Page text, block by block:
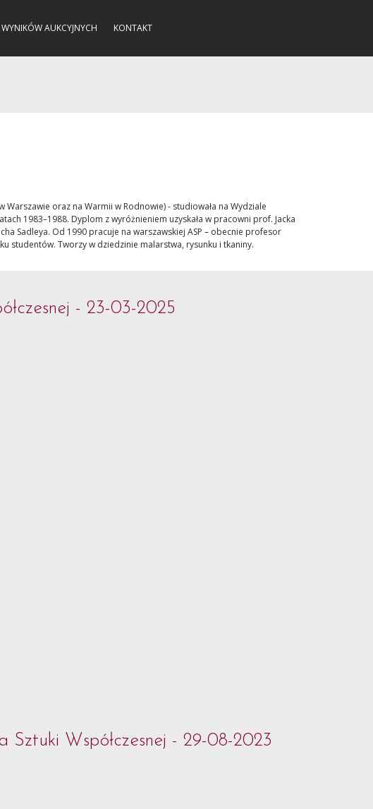
AUKCYJNYCH KONTAKT
Warszawie oraz na Warmii w Rodnowie) - studiowała na Wydziale
1983–1988. Dyplom z wyróżnieniem uzyskała w pracowni prof. Jacka
Sadleya. Od 1990 pracuje na warszawskiej ASP – obecnie profesor
studentów. Tworzy w dziedzinie malarstwa, rysunku i tkaniny.
- 23-03-2025
Sztuki Współczesnej - 29-08-2023